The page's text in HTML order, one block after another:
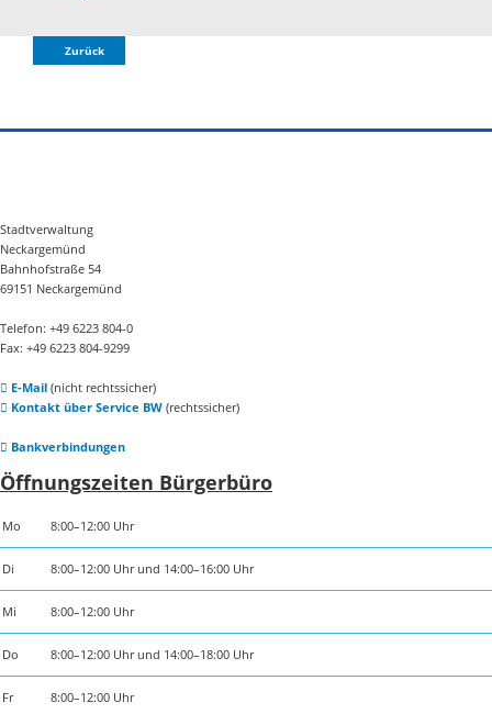
Zurück
Stadtverwaltung
Neckargemünd
Bahnhofstraße 54
69151 Neckargemünd
Telefon: +49 6223 804-0
Fax: +49 6223 804-9299
E-Mail(nicht rechtssicher)
Kontakt über Service BW(rechtssicher)
Bankverbindungen
Öffnungszeiten Bürgerbüro
Mo 8:00–12:00 Uhr
Di 8:00–12:00 Uhr und 14:00–16:00 Uhr
Mi 8:00–12:00 Uhr
Do 8:00–12:00 Uhr und 14:00–18:00 Uhr
Fr 8:00–12:00 Uhr